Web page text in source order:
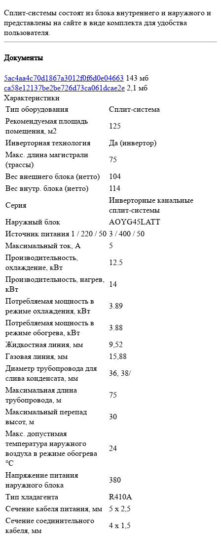
Сплит-системы состоят из блока внутреннего и наружного и
представлены на сайте в виде комплекта для удобства
пользователя.
Документы
5ac4aa4c70d1867a3012f0f6d0e04663 143 мб
ca58e12137be2be726d73ca061dcae2e 2,1 мб
Характеристики
Тип оборудования
Сплит-система
Рекомендуемая площадь
помещения, м2
125
Инверторная технология
Да (инвертор)
Макс. длина магистрали
(трассы)
75
Вес внешнего блока (нетто)
104
Вес внутр. блока (нетто)
114
Серия
Инверторные канальные
сплит-системы
Наружный блок
AOYG45LATT
Источник питания 1 / 220 / 50 3 / 400 / 50
Максимальный ток, А
5
Производительность,
охлаждение, кВт
12.5
Производительность, нагрев,
кВт
14
Потребляемая мощность в
режиме охлаждения, кВт
3.89
Потребляемая мощность в
режиме обогрева, кВт
3.88
Жидкостная линия, мм
9,52
Газовая линия, мм
15,88
Диаметр трубопровода для
слива конденсата, мм
36, 38/
Максимальная длина
трубопровода, м
75
Максимальный перепад
высот, м
30
Макс. допустимая
температура наружного
воздуха в режиме обогрева
°С
24
Напряжение питания
наружного блока
380
Тип хладагента
R410A
Сечение кабеля питания, мм
5 х 2,5
Сечение соединительного
кабеля, мм
4 х 1,5